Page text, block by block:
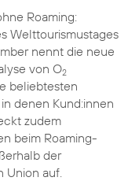
Roaming:
Welttourismustages
nennt die neue
von O2
beliebtesten
denen Kund:innen
zudem
beim Roaming-
der
Union auf.